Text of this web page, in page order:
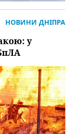
у
НОВИНИ ДНІПРА